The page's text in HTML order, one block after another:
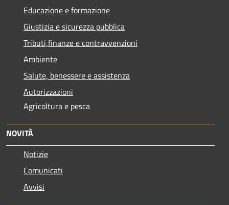
Educazione e formazione
Giustizia e sicurezza pubblica
Tributi,finanze e contravvenzioni
Ambiente
Salute, benessere e assistenza
Autorizzazioni
Agricoltura e pesca
NOVITÀ
Notizie
Comunicati
Avvisi